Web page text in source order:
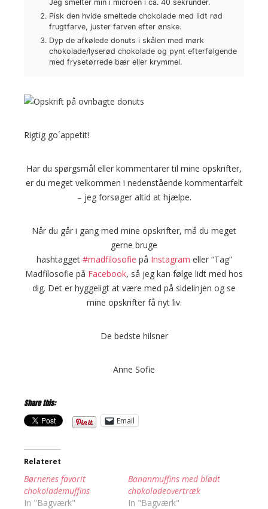
Jeg smelter min i microen i ca. 40 sekrunder.
Pisk den hvide smeltede chokolade med lidt rød
frugtfarve, juster farven efter ønske.
Dyp de afkølede donuts i skålen med mørk
chokolade/lyserød chokolade og pynt efterfølgende
med frysetørrede bær eller krymmel.
Rigtig go´appetit!
Har du spørgsmål eller kommentarer til mine opskrifter,
er du meget velkommen i nedenstående kommentarfelt
– jeg forsøger altid at hjælpe.
Når du går i gang med mine opskrifter, må du meget
gerne bruge
hashtagget #madfilosofie på Instagram eller “Tag”
Madfilosofie på Facebook, så jeg kan følge lidt med hos
dig. Det er hyggeligt at være med på sidelinjen og se
mine opskrifter få nyt liv.
De bedste hilsner
Anne Sofie
Share this:
Email
Relateret
Børnenes favorit
chokolademuffins
In "Bagværk"
Bananmuffins med blødt
chokoladeovertræk
In "Bagværk"